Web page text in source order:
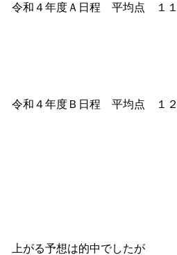
令和４年度Ａ日程 平均点 １
令和４年度Ｂ日程 平均点 １
上がる予想は的中でしたが